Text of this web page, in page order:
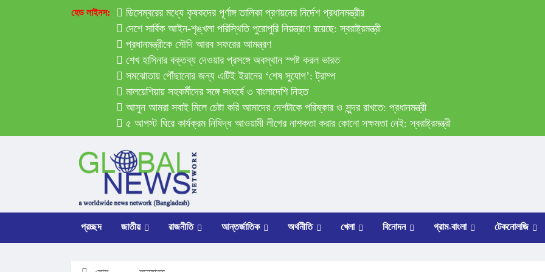
হেড লাইনস:
ডিসেম্বরের মধ্যে কৃষকদের পূর্ণাঙ্গ তালিকা প্রণয়নের নির্দেশ প্রধানমন্ত্রীর
দেশে সার্বিক আইন-শৃঙ্খলা পরিস্থিতি পুরোপুরি নিয়ন্ত্রণে রয়েছে: স্বরাষ্ট্রমন্ত্রী
প্রধানমন্ত্রীকে সৌদি আরব সফরের আমন্ত্রণ
শেখ হাসিনার বক্তব্য দেওয়ার প্রসঙ্গে অবস্থান স্পষ্ট করল ভারত
সমঝোতায় পৌঁছানোর জন্য এটিই ইরানের ‘শেষ সুযোগ’: ট্রাম্প
মালয়েশিয়ায় সহকর্মীদের সঙ্গে সংঘর্ষে ৩ বাংলাদেশি নিহত
আসুন আমরা সবাই মিলে চেষ্টা করি আমাদের দেশটাকে পরিষ্কার ও সুন্দর রাখতে: প্রধানমন্ত্রী
৫ আগস্ট ঘিরে কার্যক্রম নিষিদ্ধ আওয়ামী লীগের নাশকতা করার কোনো সক্ষমতা নেই: স্বরাষ্ট্রমন্ত্রী
প্রচ্ছদ জাতীয় রাজনীতি আন্তর্জাতিক অর্থনীতি খেলা বিনোদন গ্রাম-বাংলা টেকনোলজি